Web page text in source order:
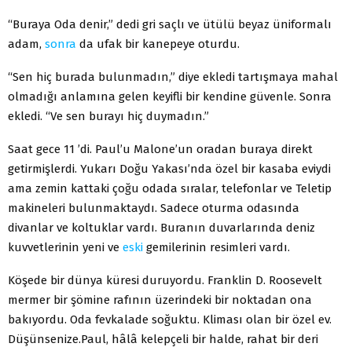
“Buraya Oda denir,” dedi gri saçlı ve ütülü beyaz ünifor­malı
adam, sonra da ufak bir kanepeye oturdu.
“Sen hiç burada bulunmadın,” diye ekledi tartışmaya mahal
olmadığı anlamına gelen keyifli bir kendine güvenle. Sonra
ekledi. “Ve sen burayı hiç duymadın.”
Saat gece 11 ’di. Paul’u Malone’un oradan buraya direkt
getirmişlerdi. Yukarı Doğu Yakası’nda özel bir kasaba eviydi
ama zemin kattaki çoğu odada sıralar, telefonlar ve Teletip
makineleri bulunmaktaydı. Sadece oturma odasında
divanlar ve koltuklar vardı. Buranın duvarlarında deniz
kuvvetlerinin yeni ve eski gemilerinin resimleri vardı.
Köşede bir dünya küresi duruyordu. Franklin D. Roosevelt
mermer bir şömi­ne rafının üzerindeki bir noktadan ona
bakıyordu. Oda fevkalade soğuktu. Kliması olan bir özel ev.
Düşünsenize.Paul, hâlâ kelepçeli bir halde, rahat bir deri